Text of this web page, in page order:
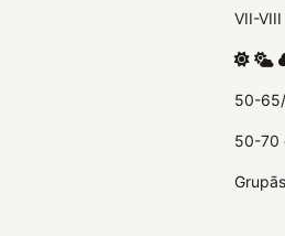
VII-VIII
50-
50-70